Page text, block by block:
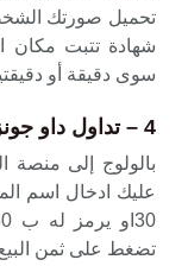
تحميل صورتك
شهادة تتبت مكان
سوى دقيقة أو
4 – تداول داو جونز
بالولوج إلى منصة
تضغط على ثمن